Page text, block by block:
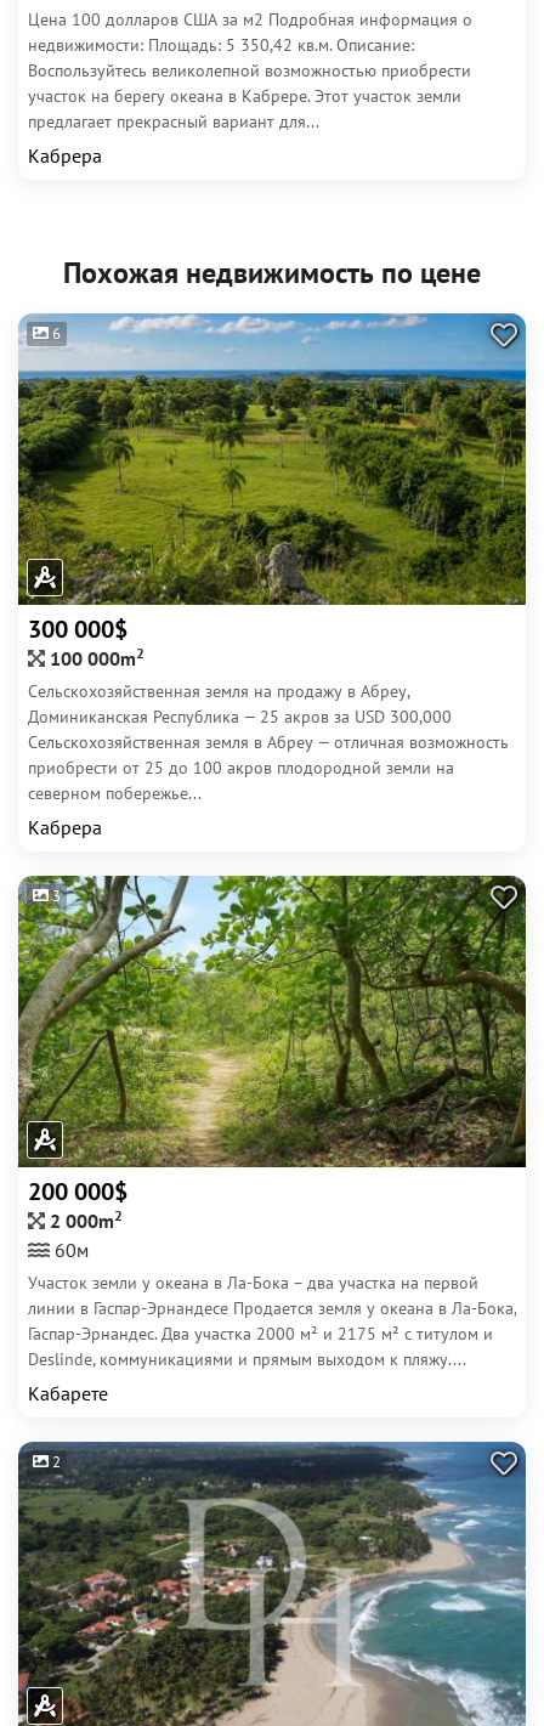
Цена 100 долларов США за м2 Подробная информация о
недвижимости: Площадь: 5 350,42 кв.м. Описание:
Воспользуйтесь великолепной возможностью приобрести
участок на берегу океана в Кабрере. Этот участок земли
предлагает прекрасный вариант для...
Кабрера
Похожая недвижимость по цене
6
300 000$
100 000m2
Сельскохозяйственная земля на продажу в Абреу,
Доминиканская Республика — 25 акров за USD 300,000
Сельскохозяйственная земля в Абреу — отличная возможность
приобрести от 25 до 100 акров плодородной земли на
северном побережье...
Кабрера
3
200 000$
2 000m2
60м
Участок земли у океана в Ла-Бока – два участка на первой
линии в Гаспар-Эрнандесе Продается земля у океана в Ла-Бока,
Гаспар-Эрнандес. Два участка 2000 м² и 2175 м² с титулом и
Deslinde, коммуникациями и прямым выходом к пляжу....
Кабарете
2